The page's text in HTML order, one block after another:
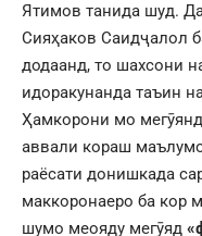
Ятимов танида шуд.
Сияҳаков Саидҷалол
додаанд, то шахсони
идоракунанда таъин
Ҳамкорони мо
аввали кораш
раёсати донишкада
маккоронаеро ба кор
шумо меояду мегӯяд